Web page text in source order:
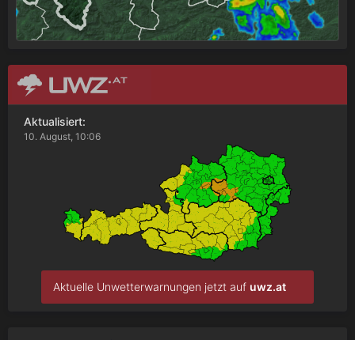
Aktualisiert:
10. August, 10:06
Aktuelle Unwetterwarnungen jetzt auf uwz.at